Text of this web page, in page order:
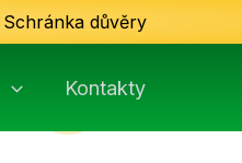
Schránka důvěry
Kontakty